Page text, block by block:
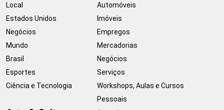
Local
Estados Unidos
Negócios
Mundo
Brasil
Esportes
Ciência e Tecnologia
Automóveis
Imóveis
Empregos
Mercadorias
Negócios
Serviços
Workshops, Aulas e Cursos
Pessoais